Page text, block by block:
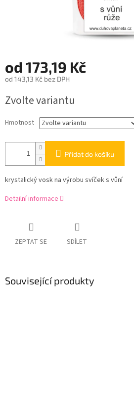
od 173,19 Kč
od 143,13 Kč bez DPH
cena:
Zvolte variantu
Hmotnost
Přidat do košíku
krystalický vosk na výrobu svíček s vůní
Detailní informace
ZEPTAT SE SDÍLET
Související produkty